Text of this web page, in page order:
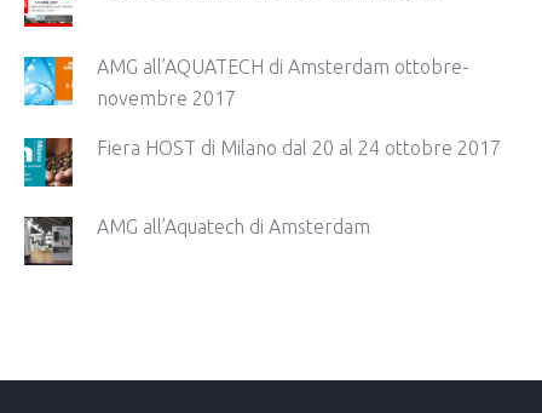
AMG all’AQUATECH di Amsterdam ottobre-
novembre 2017
Fiera HOST di Milano dal 20 al 24 ottobre 2017
AMG all’Aquatech di Amsterdam